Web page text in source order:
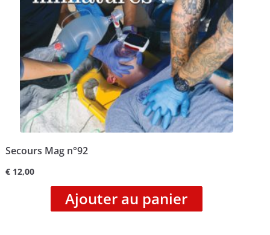
Secours Mag n°92
€12,00
Ajouter au panier